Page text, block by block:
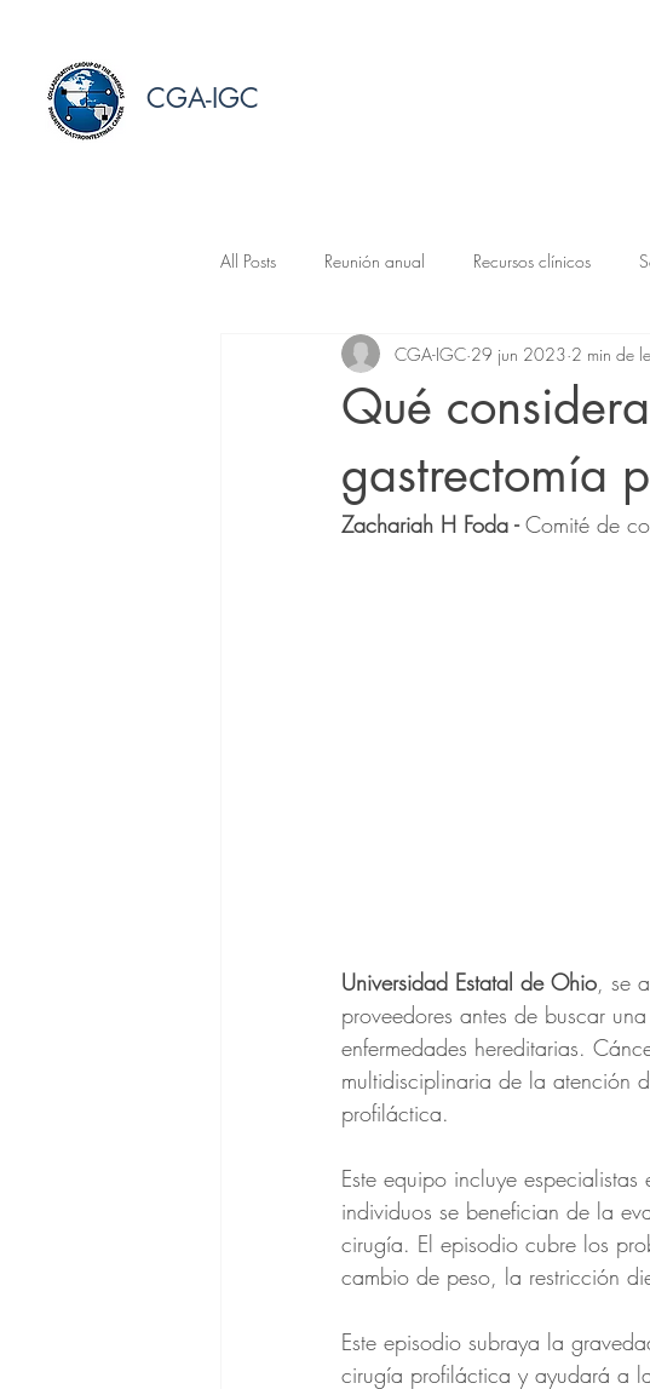
CGA-IGC
All Posts Reunión anual Recursos clínicos
Investigación médica
Qué
gastrectomía
CGA-IGC 29 jun 2023 2 min de
Zachariah H Foda - Comité de
Universidad Estatal de Ohio, se
proveedores antes de buscar
enfermedades hereditarias.
multidisciplinaria de la atención
profiláctica.
Este equipo incluye
individuos se benefician de la
cirugía. El episodio cubre los
cambio de peso, la restricción
Este episodio subraya la
cirugía profiláctica y ayudará a